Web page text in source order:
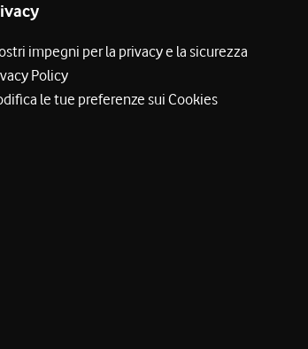
impegni per la privacy e la sicurezza
Policy
le tue preferenze sui Cookies